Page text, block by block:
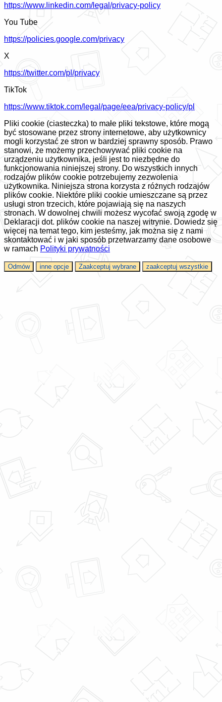
https://www.linkedin.com/legal/privacy-policy
You Tube
https://policies.google.com/privacy
X
https://twitter.com/pl/privacy
TikTok
https://www.tiktok.com/legal/page/eea/privacy-policy/pl
Pliki cookie (ciasteczka) to małe pliki tekstowe, które mogą
być stosowane przez strony internetowe, aby użytkownicy
mogli korzystać ze stron w bardziej sprawny sposób. Prawo
stanowi, że możemy przechowywać pliki cookie na
urządzeniu użytkownika, jeśli jest to niezbędne do
funkcjonowania niniejszej strony. Do wszystkich innych
rodzajów plików cookie potrzebujemy zezwolenia
użytkownika. Niniejsza strona korzysta z różnych rodzajów
plików cookie. Niektóre pliki cookie umieszczane są przez
usługi stron trzecich, które pojawiają się na naszych
stronach. W dowolnej chwili możesz wycofać swoją zgodę w
Deklaracji dot. plików cookie na naszej witrynie. Dowiedz się
więcej na temat tego, kim jesteśmy, jak można się z nami
skontaktować i w jaki sposób przetwarzamy dane osobowe
w ramach Polityki prywatności
Odmów inne opcje Zaakceptuj wybrane zaakceptuj wszystkie